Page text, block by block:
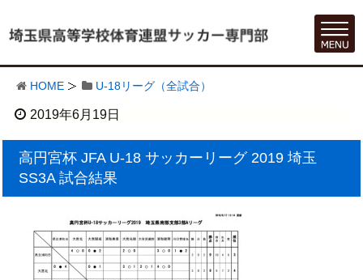
HOME U-18リーグ（全試合）
2019年6月19日
高円宮杯 JFA U-18 サッカーリーグ 2019 埼玉
SS3A 試合結果